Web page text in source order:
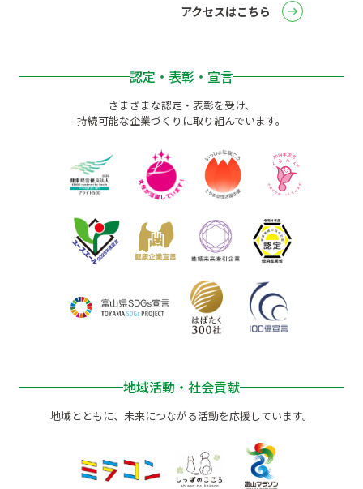
アクセスはこちら
認定・表彰・宣言
さまざまな認定・表彰を受け、
持続可能な企業づくりに取り組んでいます。
地域活動・社会貢献
地域とともに、未来につながる活動を応援しています。